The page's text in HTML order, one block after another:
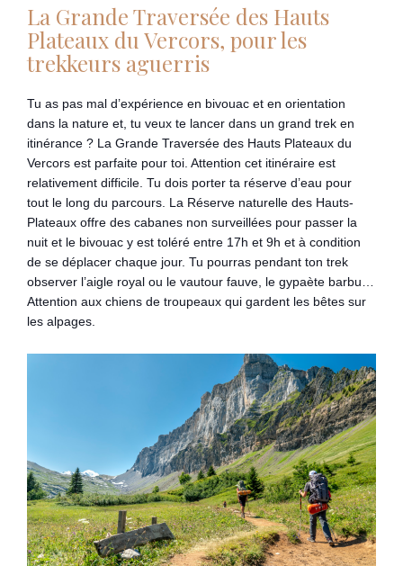
La Grande Traversée des Hauts
Plateaux du Vercors, pour les
trekkeurs aguerris
Tu as pas mal d’expérience en bivouac et en orientation
dans la nature et, tu veux te lancer dans un grand trek en
itinérance ? La Grande Traversée des Hauts Plateaux du
Vercors est parfaite pour toi. Attention cet itinéraire est
relativement difficile. Tu dois porter ta réserve d’eau pour
tout le long du parcours. La Réserve naturelle des Hauts-
Plateaux offre des cabanes non surveillées pour passer la
nuit et le bivouac y est toléré entre 17h et 9h et à condition
de se déplacer chaque jour. Tu pourras pendant ton trek
observer l’aigle royal ou le vautour fauve, le gypaète barbu…
Attention aux chiens de troupeaux qui gardent les bêtes sur
les alpages.